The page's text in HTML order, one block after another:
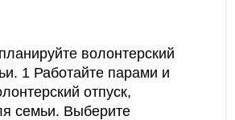
волонтерский
1 Работайте парами и
отпуск,
семьи. Выберите